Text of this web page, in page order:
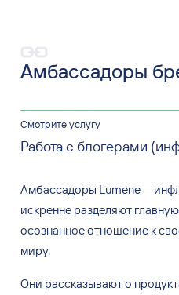
Амбассадоры
Смотрите услугу
Работа с блогерами
Амбассадоры Lumene—
искренне разделяют
осознанное отношение к
миру.
Они рассказывают о